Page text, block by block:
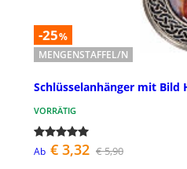
-25%
MENGENSTAFFEL/N
Schlüsselanhänger mit Bild
VORRÄTIG
Ab € 3,32 € 5,90